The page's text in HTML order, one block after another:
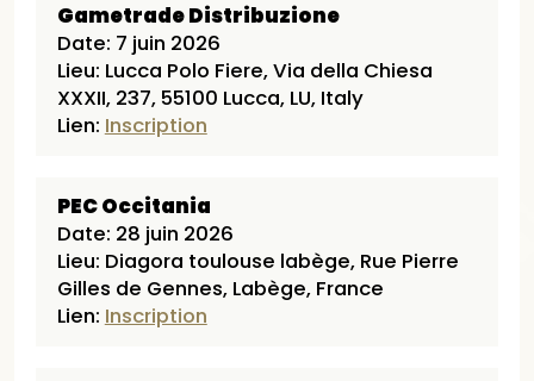
Gametrade Distribuzione
Date: 7 juin 2026
Lieu: Lucca Polo Fiere, Via della Chiesa
XXXII, 237, 55100 Lucca, LU, Italy
Lien: Inscription
PEC Occitania
Date: 28 juin 2026
Lieu: Diagora toulouse labège, Rue Pierre
Gilles de Gennes, Labège, France
Lien: Inscription